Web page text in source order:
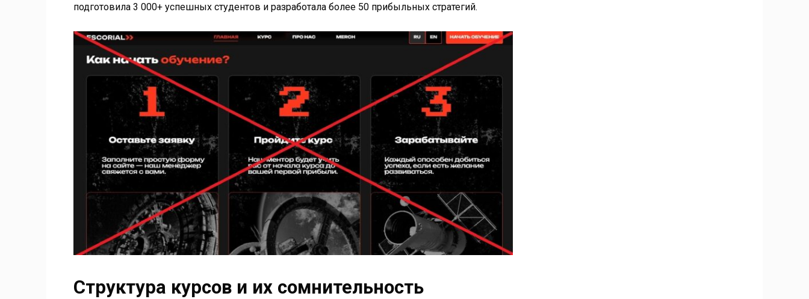
подготовила 3 000+ успешных студентов и разработала более 50 прибыльных стратегий.
Структура курсов и их сомнительность